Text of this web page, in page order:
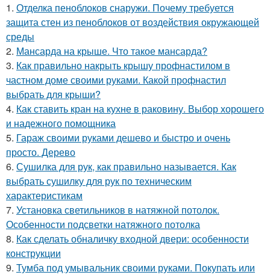
1. Отделка пеноблоков снаружи. Почему требуется
защита стен из пеноблоков от воздействия окружающей
среды
2. Мансарда на крыше. Что такое мансарда?
3. Как правильно накрыть крышу профнастилом в
частном доме своими руками. Какой профнастил
выбрать для крыши?
4. Как ставить кран на кухне в раковину. Выбор хорошего
и надежного помощника
5. Гараж своими руками дешево и быстро и очень
просто. Дерево
6. Сушилка для рук, как правильно называется. Как
выбрать сушилку для рук по техническим
характеристикам
7. Установка светильников в натяжной потолок.
Особенности подсветки натяжного потолка
8. Как сделать обналичку входной двери: особенности
конструкции
9. Тумба под умывальник своими руками. Покупать или